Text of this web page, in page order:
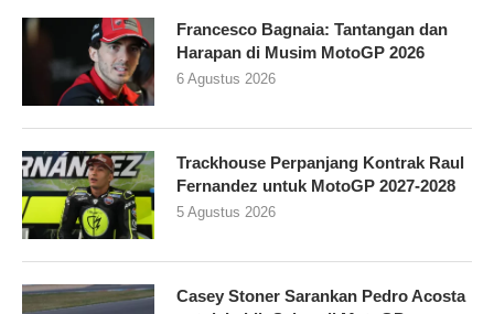
Francesco Bagnaia: Tantangan dan
Harapan di Musim MotoGP 2026
6 Agustus 2026
Trackhouse Perpanjang Kontrak Raul
Fernandez untuk MotoGP 2027-2028
5 Agustus 2026
Casey Stoner Sarankan Pedro Acosta